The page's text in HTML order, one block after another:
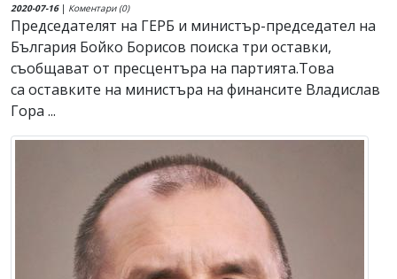
2020-07-16| Коментари (0)
Председателят на ГЕРБ и министър-председател на
България Бойко Борисов поиска три оставки,
съобщават от пресцентъра на партията.Това
са оставките на министъра на финансите Владислав
Гора ...